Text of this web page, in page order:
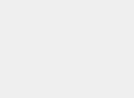
- 30 Mayıs'ta